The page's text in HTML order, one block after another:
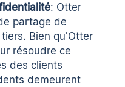
: Otter
partage de
Bien qu'Otter
résoudre ce
des clients
demeurent